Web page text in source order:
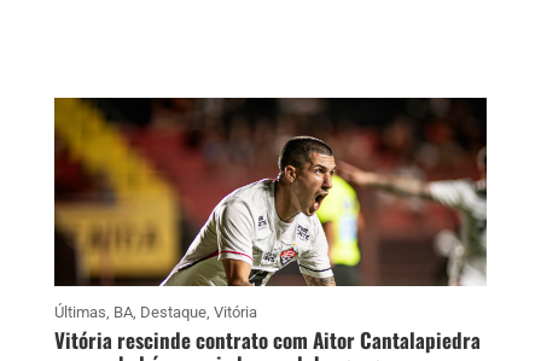
Últimas, BA, Destaque, Vitória
Vitória rescinde contrato com Aitor Cantalapiedra